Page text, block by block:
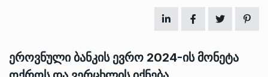
ეროვნული ბანკის ევრო 2024-ის მონეტა